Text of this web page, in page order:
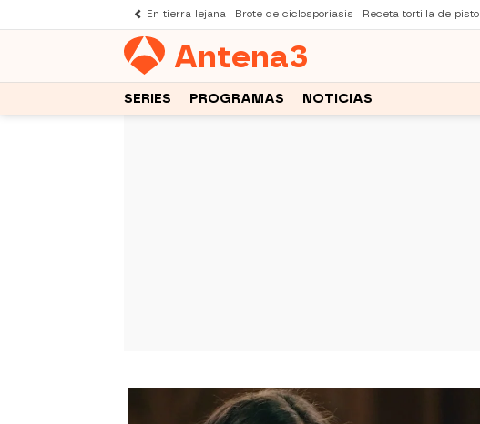
En tierra lejana Brote de ciclosporiasis Receta tortilla de pisto
Antena3
SERIES PROGRAMAS NOTICIAS
SUEÑOS DE LIBERTAD